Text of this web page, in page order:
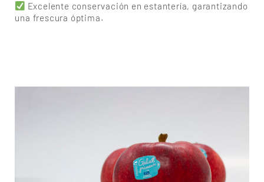
Excelente conservación en estantería, garantizando
una frescura óptima.